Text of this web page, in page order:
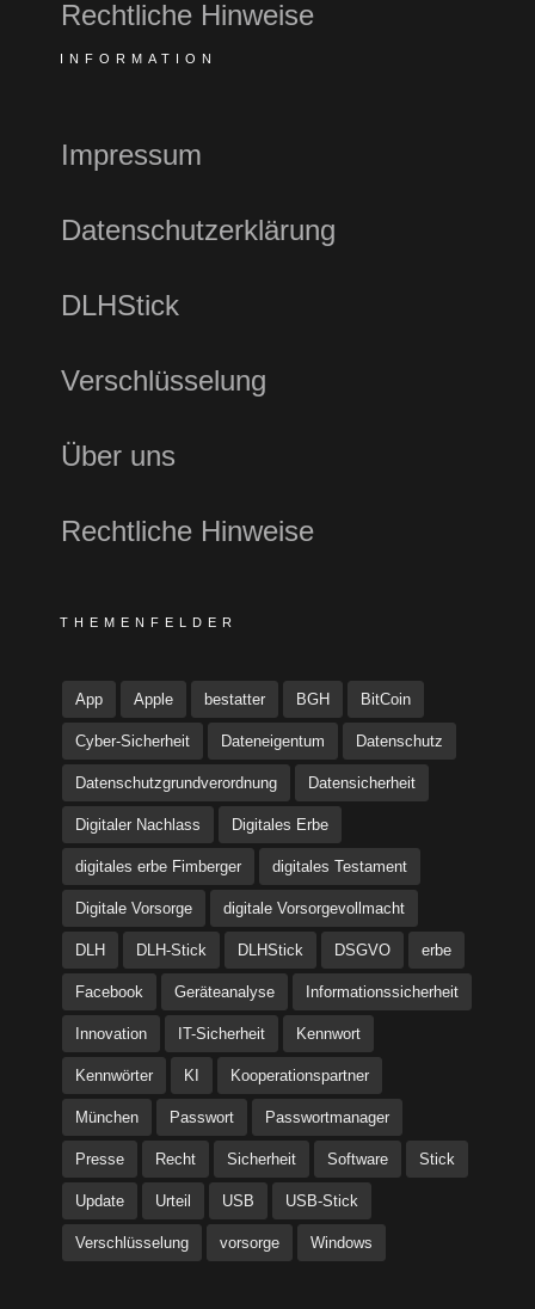
Rechtliche Hinweise
INFORMATION
Impressum
Datenschutzerklärung
DLHStick
Verschlüsselung
Über uns
Rechtliche Hinweise
THEMENFELDER
App Apple bestatter BGH BitCoin
Cyber-Sicherheit Dateneigentum Datenschutz
Datenschutzgrundverordnung Datensicherheit
Digitaler Nachlass Digitales Erbe
digitales erbe Fimberger digitales Testament
Digitale Vorsorge digitale Vorsorgevollmacht
DLH DLH-Stick DLHStick DSGVO erbe
Facebook Geräteanalyse Informationssicherheit
Innovation IT-Sicherheit Kennwort
Kennwörter KI Kooperationspartner
München Passwort Passwortmanager
Presse Recht Sicherheit Software Stick
Update Urteil USB USB-Stick
Verschlüsselung vorsorge Windows